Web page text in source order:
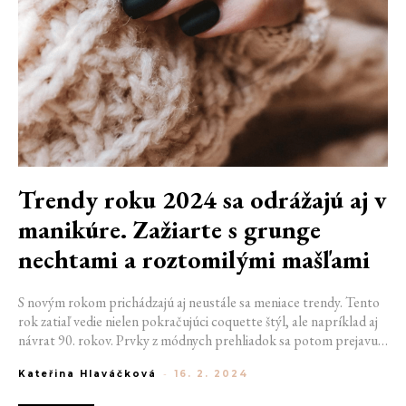
Trendy roku 2024 sa odrážajú aj v
manikúre. Zažiarte s grunge
nechtami a roztomilými mašľami
S novým rokom prichádzajú aj neustále sa meniace trendy. Tento
rok zatiaľ vedie nielen pokračujúci coquette štýl, ale napríklad aj
návrat 90. rokov. Prvky z módnych prehliadok sa potom prejavujú
súčasnosti tak zažiarite s peach fuzz alebo sky blue farbou, ale aj s
Kateřina Hlaváčková - 16. 2. 2024